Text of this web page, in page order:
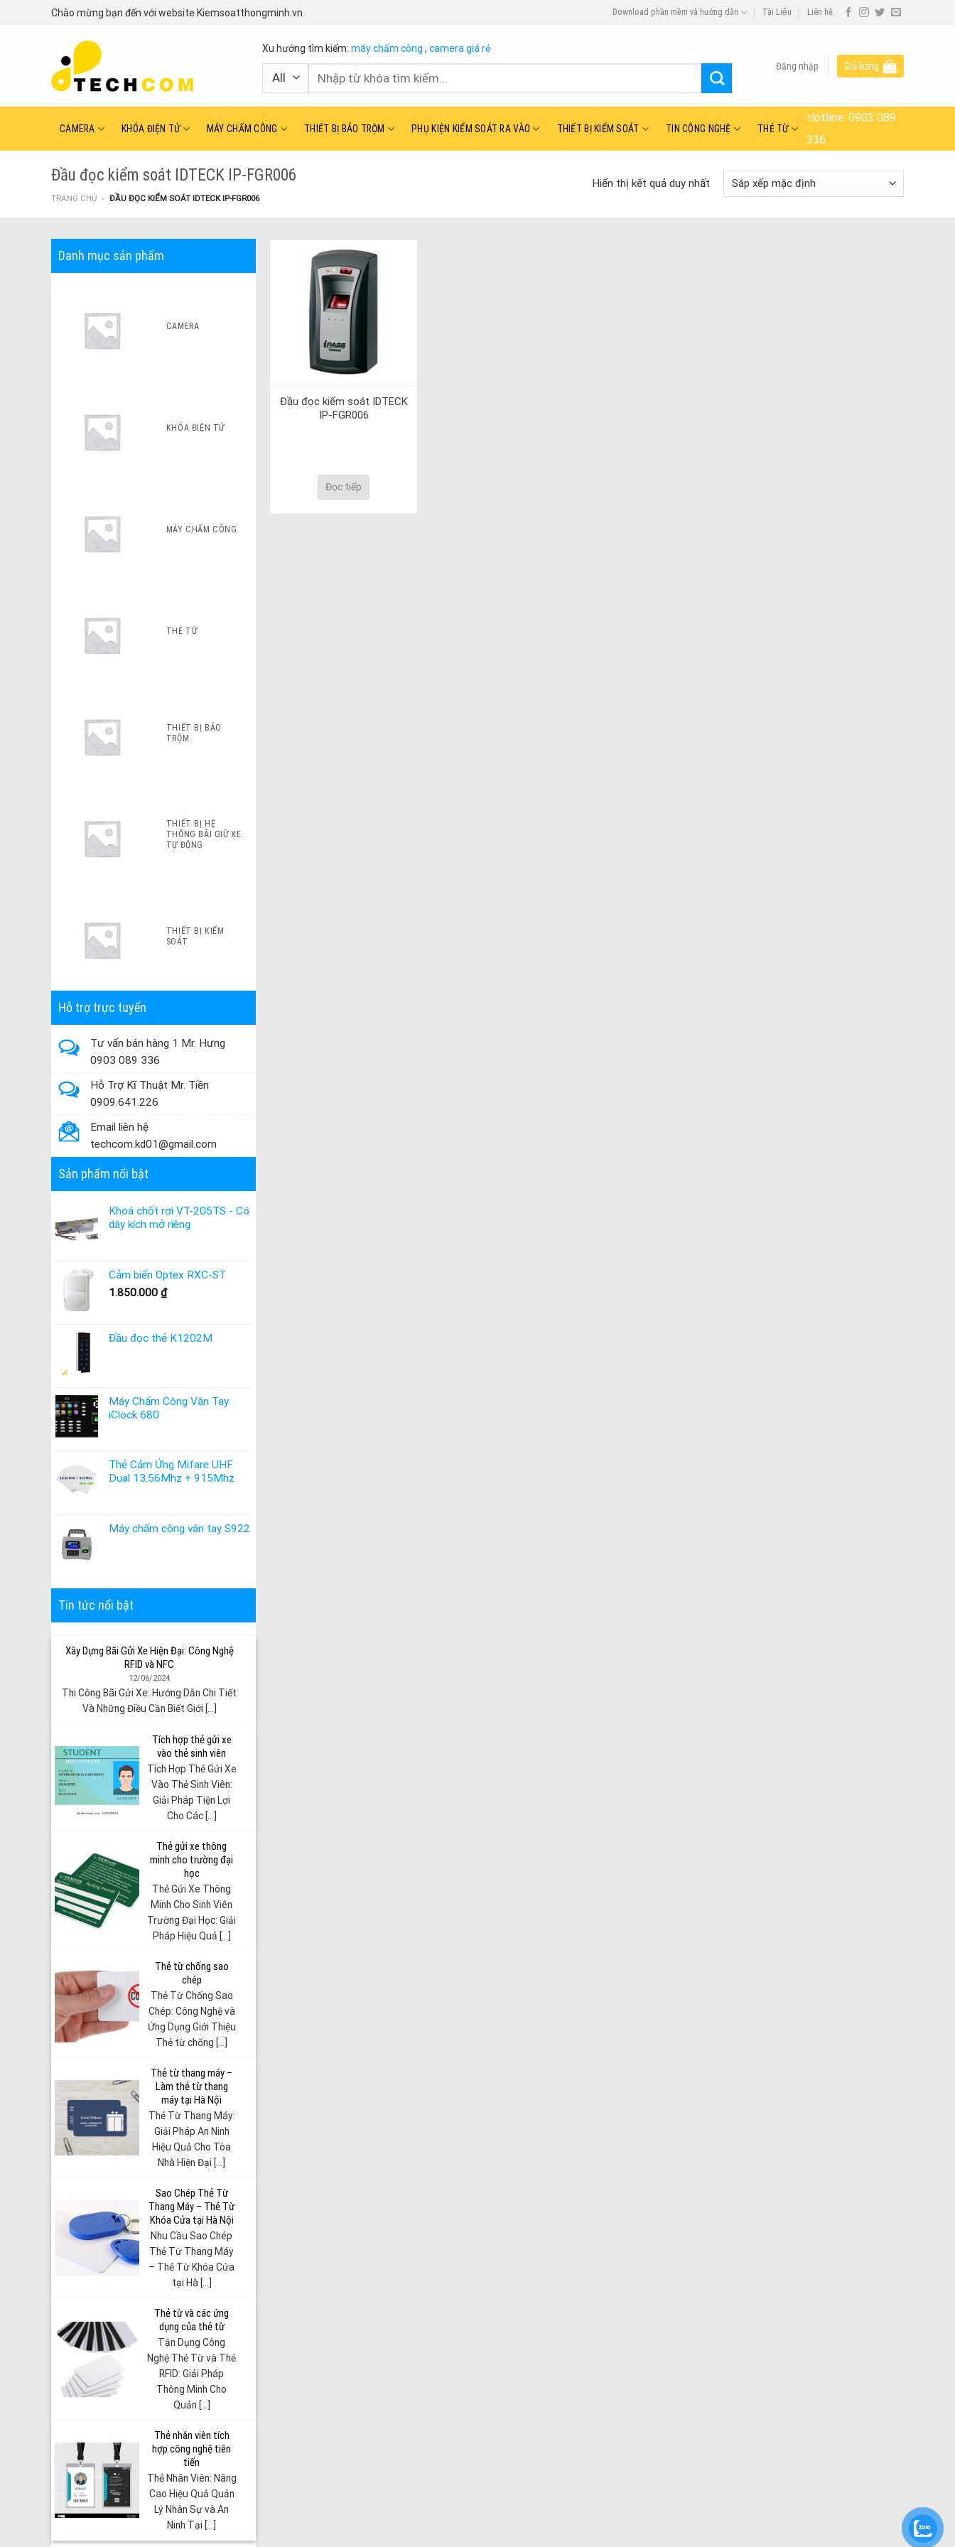
Chào mừng bạn đến với website Kiemsoatthongminh.vn Download phần mềm và hướng dẫn Tài Liệu Liên hệ
Xu hướng tìm kiếm: máy chấm công , camera giá rẻ
Tìm
Đăng nhập Giỏ hàng
CAMERA KHÓA ĐIỆN TỬ MÁY CHẤM CÔNG THIẾT BỊ BÁO TRỘM PHỤ KIỆN KIỂM SOÁT RA VÀO THIẾT BỊ KIỂM SOÁT TIN CÔNG NGHỆ THẺ TỪ
Hotline:0903 089
336
Đầu đọc kiểm soát IDTECK IP-FGR006
TRANG CHỦ » ĐẦU ĐỌC KIỂM SOÁT IDTECK IP-FGR006
Hiển thị kết quả duy nhất
Danh mục sản phẩm
CAMERA
KHÓA ĐIỆN TỬ
MÁY CHẤM CÔNG
THẺ TỪ
THIẾT BỊ BÁO
TRỘM
THIẾT BỊ HỆ
THỐNG BÃI GIỮ XE
TỰ ĐỘNG
THIẾT BỊ KIỂM
SOÁT
Hỗ trợ trực tuyến
Tư vấn bán hàng 1 Mr. Hưng
0903 089 336
Hỗ Trợ Kĩ Thuật Mr. Tiền
0909.641.226
Email liên hệ
techcom.kd01@gmail.com
Sản phẩm nổi bật
Khoá chốt rơi VT-205TS - Có
dây kích mở riêng
Cảm biến Optex RXC-ST
1.850.000 ₫
Đầu đọc thẻ K1202M
Máy Chấm Công Vân Tay
iClock 680
Thẻ Cảm Ứng Mifare UHF
Dual 13.56Mhz + 915Mhz
Máy chấm công vân tay S922
Tin tức nổi bật
Xây Dựng Bãi Gửi Xe Hiện Đại: Công Nghệ
RFID và NFC
12/06/2024
Thi Công Bãi Gửi Xe: Hướng Dẫn Chi Tiết
Và Những Điều Cần Biết Giới [...]
Tích hợp thẻ gửi xe
vào thẻ sinh viên
Tích Hợp Thẻ Gửi Xe
Vào Thẻ Sinh Viên:
Giải Pháp Tiện Lợi
Cho Các [...]
Thẻ gửi xe thông
minh cho trường đại
học
Thẻ Gửi Xe Thông
Minh Cho Sinh Viên
Trường Đại Học: Giải
Pháp Hiệu Quả [...]
Thẻ từ chống sao
chép
Thẻ Từ Chống Sao
Chép: Công Nghệ và
Ứng Dụng Giới Thiệu
Thẻ từ chống [...]
Thẻ từ thang máy –
Làm thẻ từ thang
máy tại Hà Nội
Thẻ Từ Thang Máy:
Giải Pháp An Ninh
Hiệu Quả Cho Tòa
Nhà Hiện Đại [...]
Sao Chép Thẻ Từ
Thang Máy – Thẻ Từ
Khóa Cửa tại Hà Nội
Nhu Cầu Sao Chép
Thẻ Từ Thang Máy
– Thẻ Từ Khóa Cửa
tại Hà [...]
Thẻ từ và các ứng
dụng của thẻ từ
Tận Dụng Công
Nghệ Thẻ Từ và Thẻ
RFID: Giải Pháp
Thông Minh Cho
Quản [...]
Thẻ nhân viên tích
hợp công nghệ tiên
tiến
Thẻ Nhân Viên: Nâng
Cao Hiệu Quả Quản
Lý Nhân Sự và An
Ninh Tại [...]
Đầu đọc kiểm soát IDTECK
IP-FGR006
Đọc tiếp